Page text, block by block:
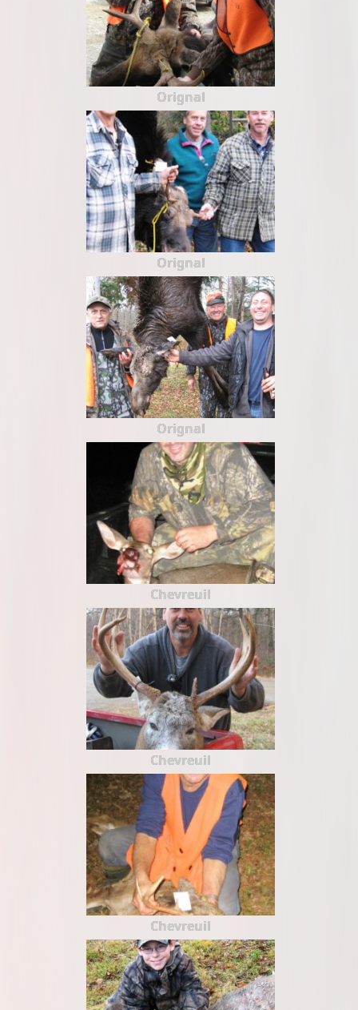
Orignal
Orignal
Orignal
Chevreuil
Chevreuil
Chevreuil